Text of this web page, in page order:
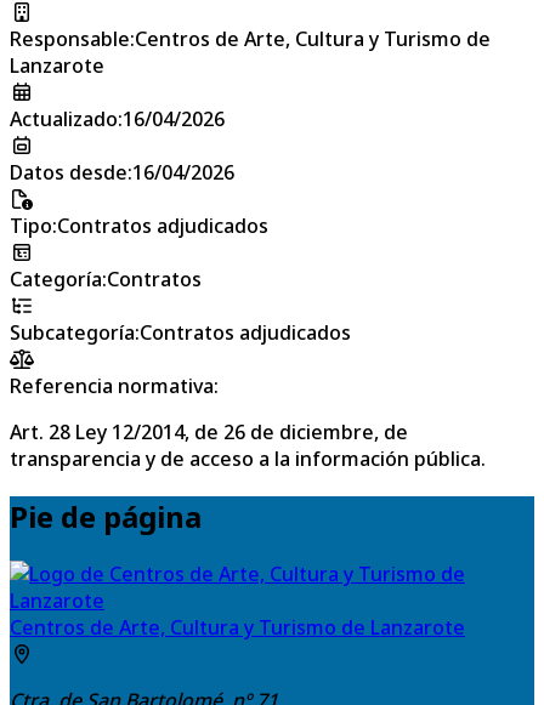
Responsable:Centros de Arte, Cultura y Turismo de
Lanzarote
Actualizado:16/04/2026
Datos desde:16/04/2026
Tipo:Contratos adjudicados
Categoría:Contratos
Subcategoría:Contratos adjudicados
Referencia normativa:
Art. 28 Ley 12/2014, de 26 de diciembre, de
transparencia y de acceso a la información pública.
Pie de página
Centros de Arte, Cultura y Turismo de Lanzarote